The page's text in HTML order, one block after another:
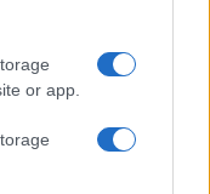
or app.